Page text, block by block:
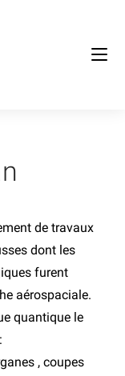
de travaux
dont les
furent
aérospaciale.
quantique le
, coupes